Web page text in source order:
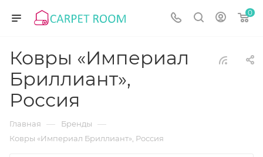
0
Ковры «Империал
Бриллиант»,
Россия
Главная — Бренды —
Ковры «Империал Бриллиант», Россия